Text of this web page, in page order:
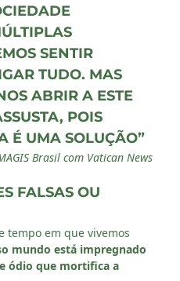
SENTIR
TUDO. MAS
ABRIR A ESTE
POIS
É UMA SOLUÇÃO”
Brasil com Vatican News
FALSAS OU
tempo em que vivemos
mundo está impregnado
ódio que mortifica a